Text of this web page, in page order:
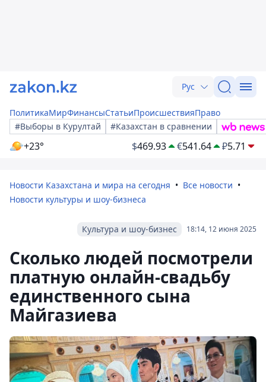
Рус
ПолитикаМирФинансыСтатьиПроисшествияПраво
#Выборы в Курултай
#Казахстан в сравнении
+23° $469.93 €541.64 ₽5.71
Новости Казахстана и мира на сегодня
Все новости
Новости культуры и шоу-бизнеса
18:14, 12 июня 2025
Культура и шоу-бизнес
Сколько людей посмотрели
платную онлайн-свадьбу
единственного сына
Майгазиева